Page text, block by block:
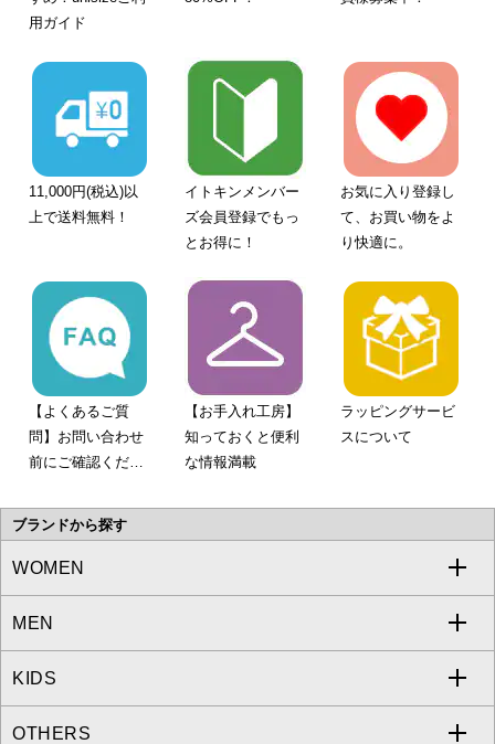
用ガイド
11,000円(税込)以
上で送料無料！
イトキンメンバー
ズ会員登録でもっ
とお得に！
お気に入り登録し
て、お買い物をよ
り快適に。
【よくあるご質
問】お問い合わせ
前にご確認くださ
【お手入れ工房】
知っておくと便利
な情報満載
ラッピングサービ
スについて
ブランドから探す
WOMEN
a.v.v
MICHEL KLEIN
MK MICHEL KLEIN
MEN
a.v.v
MICHEL KLEIN HOMME
KIDS
a.v.v
OTHERS